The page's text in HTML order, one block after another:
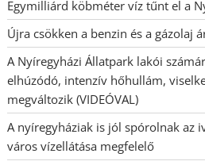
Egymilliárd köbméter víz tűnt el a
Újra csökken a benzin és a gázolaj
A Nyíregyházi Állatpark lakói
elhúzódó, intenzív hőhullám,
megváltozik (VIDEÓVAL)
A nyíregyháziak is jól spórolnak az
város vízellátása megfelelő